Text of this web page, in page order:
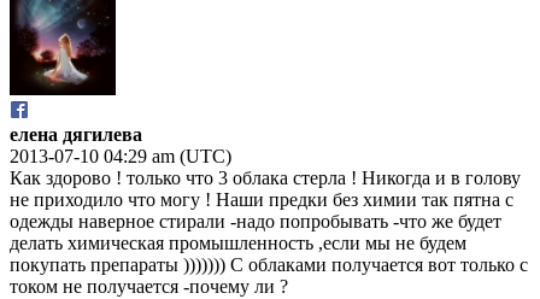
елена дягилева
2013-07-10 04:29 am (UTC)
Как здорово ! только что 3 облака стерла ! Никогда и в голову
не приходило что могу ! Наши предки без химии так пятна с
одежды наверное стирали -надо попробывать -что же будет
делать химическая промышленность ,если мы не будем
покупать препараты ))))))) С облаками получается вот только с
током не получается -почему ли ?